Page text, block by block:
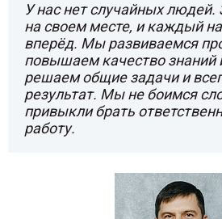
У нас нет случайных
на своем месте, и каждый
вперёд. Мы развиваемся
повышаем качество знаний
решаем общие задачи и
результат. Мы не боимся
привыкли брать
работу.